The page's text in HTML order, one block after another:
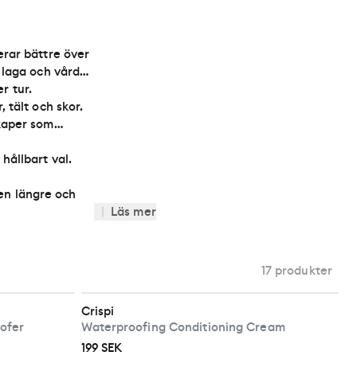
bättre över
och vårda
tur.
tält och skor.
som
val.
längre och
| Läs mer
17 produkter
Crispi
Waterproofing Conditioning Cream
199 SEK